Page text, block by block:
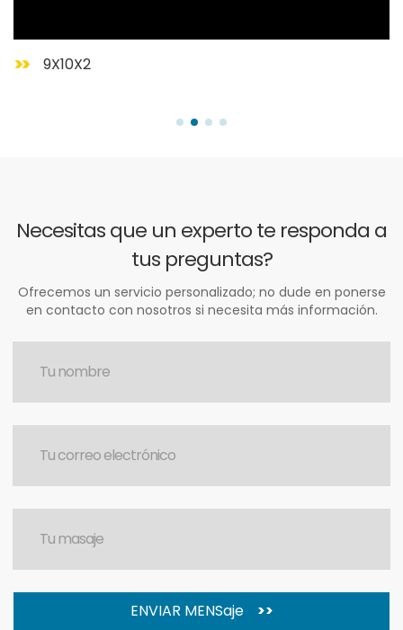
9X10X2
Necesitas que un experto te responda a
tus preguntas?
Ofrecemos un servicio personalizado; no dude en ponerse
en contacto con nosotros si necesita más información.
ENVIAR MENSaje >>